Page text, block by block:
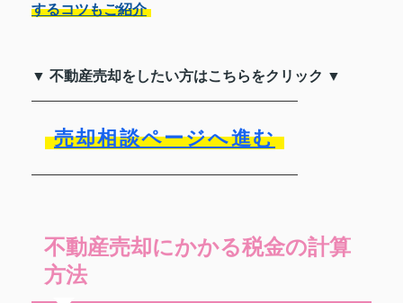
するコツもご紹介
▼ 不動産売却をしたい方はこちらをクリック ▼
売却相談ページへ進む
不動産売却にかかる税金の計算
方法